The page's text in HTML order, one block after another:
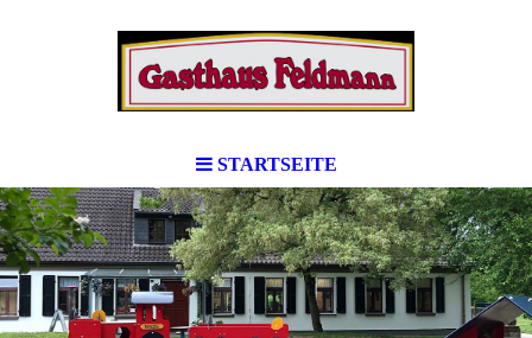
STARTSEITE